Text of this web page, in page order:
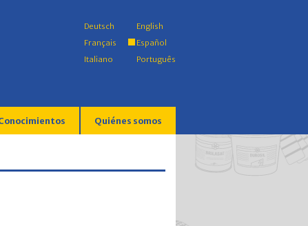
Deutsch
Français
Italiano
English
Español
Português
Quiénes somos